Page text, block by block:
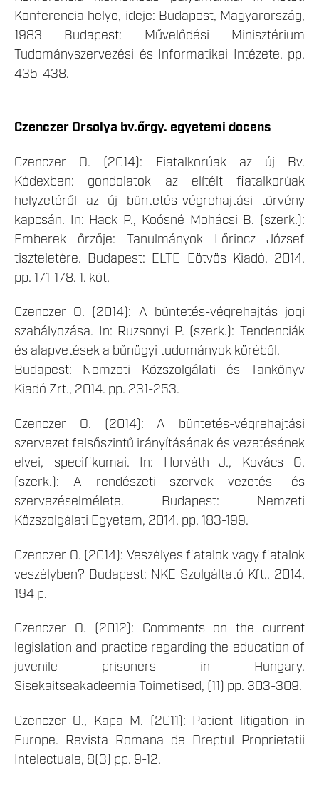
Konferencia helye, ideje: Budapest, Magyarország,
1983 Budapest: Művelődési Minisztérium
Tudományszervezési és Informatikai Intézete, pp.
435-438.
Czenczer Orsolya bv.őrgy. egyetemi docens
Czenczer O. (2014): Fiatalkorúak az új Bv.
Kódexben: gondolatok az elítélt fiatalkorúak
helyzetéről az új büntetés-végrehajtási törvény
kapcsán. In: Hack P., Koósné Mohácsi B. (szerk.):
Emberek őrzője: Tanulmányok Lőrincz József
tiszteletére. Budapest: ELTE Eötvös Kiadó, 2014.
pp. 171-178. 1. köt.
Czenczer O. (2014): A büntetés-végrehajtás jogi
szabályozása. In: Ruzsonyi P. (szerk.): Tendenciák
és alapvetések a bűnügyi tudományok köréből.
Budapest: Nemzeti Közszolgálati és Tankönyv
Kiadó Zrt., 2014. pp. 231-253.
Czenczer O. (2014): A büntetés-végrehajtási
szervezet felsőszintű irányításának és vezetésének
elvei, specifikumai. In: Horváth J., Kovács G.
(szerk.): A rendészeti szervek vezetés- és
szervezéselmélete. Budapest: Nemzeti
Közszolgálati Egyetem, 2014. pp. 183-199.
Czenczer O. (2014): Veszélyes fiatalok vagy fiatalok
veszélyben? Budapest: NKE Szolgáltató Kft., 2014.
194 p.
Czenczer O. (2012): Comments on the current
legislation and practice regarding the education of
juvenile prisoners in Hungary.
Sisekaitseakadeemia Toimetised, (11) pp. 303-309.
Czenczer O., Kapa M. (2011): Patient litigation in
Europe. Revista Romana de Dreptul Proprietatii
Intelectuale, 8(3) pp. 9-12.